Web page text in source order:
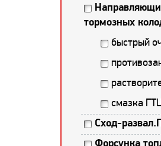
тормозных
быстрый
смазка
Сход-